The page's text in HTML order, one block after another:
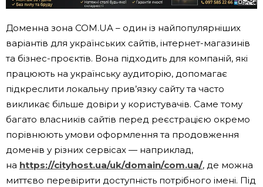
Доменна зона COM.UA – один із найпопулярніших
варіантів для українських сайтів, інтернет-магазинів
та бізнес-проєктів. Вона підходить для компаній, які
працюють на українську аудиторію, допомагає
підкреслити локальну прив’язку сайту та часто
викликає більше довіри у користувачів. Саме тому
багато власників сайтів перед реєстрацією окремо
порівнюють умови оформлення та продовження
доменів у різних сервісах — наприклад,
на https://cityhost.ua/uk/domain/com.ua/, де можна
миттєво перевірити доступність потрібного імені. Під